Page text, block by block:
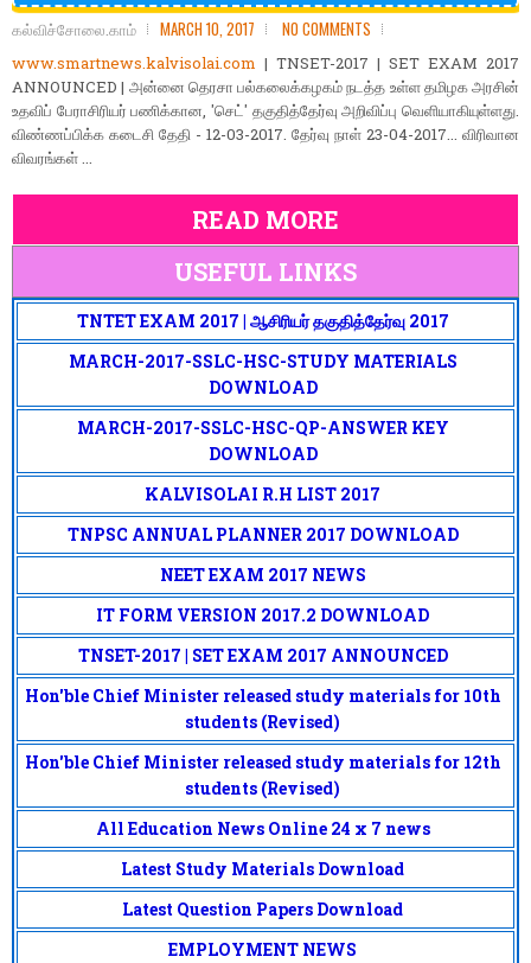
கல்விச்சோலை.காம் MARCH 10, 2017 NO COMMENTS
www.smartnews.kalvisolai.com | TNSET-2017 | SET EXAM 2017
ANNOUNCED | அன்னை தெரசா பல்கலைக்கழகம் நடத்த உள்ள தமிழக அரசின்
உதவிப் பேராசிரியர் பணிக்கான, 'செட்' தகுதித்தேர்வு அறிவிப்பு வெளியாகியுள்ளது.
விண்ணப்பிக்க கடைசி தேதி - 12-03-2017. தேர்வு நாள் 23-04-2017... விரிவான
விவரங்கள் ...
READ MORE
USEFUL LINKS
TNTET EXAM 2017 | ஆசிரியர் தகுதித்தேர்வு 2017
MARCH-2017-SSLC-HSC-STUDY MATERIALS
DOWNLOAD
MARCH-2017-SSLC-HSC-QP-ANSWER KEY
DOWNLOAD
KALVISOLAI R.H LIST 2017
TNPSC ANNUAL PLANNER 2017 DOWNLOAD
NEET EXAM 2017 NEWS
IT FORM VERSION 2017.2 DOWNLOAD
TNSET-2017 | SET EXAM 2017 ANNOUNCED
Hon'ble Chief Minister released study materials for 10th
students (Revised)
Hon'ble Chief Minister released study materials for 12th
students (Revised)
All Education News Online 24 x 7 news
Latest Study Materials Download
Latest Question Papers Download
EMPLOYMENT NEWS